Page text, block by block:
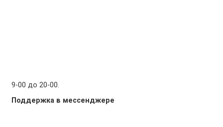
9-00 до 20-00.
Поддержка в мессенджере